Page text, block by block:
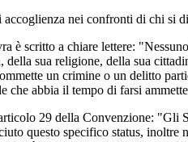
nei confronti di chi si
è scritto a chiare lettere:
della sua religione, della sua
un crimine o un delitto
che abbia il tempo di farsi
29 della Convenzione: "Gli
questo specifico status,